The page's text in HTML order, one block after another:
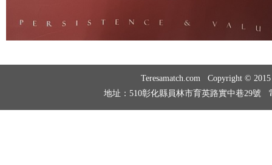
Teresamatch.com Copyright ©
地址：510彰化縣員林市育英路實中巷29號